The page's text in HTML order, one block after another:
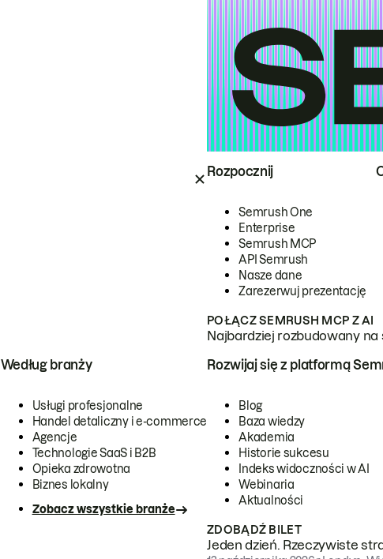
Rozpocznij
Semrush One
Enterprise
Semrush MCP
API Semrush
Nasze dane
Zarezerwuj prezentację
POŁĄCZ SEMRUSH MCP Z AI
Najbardziej rozbudowany
Według branży
Usługi profesjonalne
Handel detaliczny i e-commerce
Agencje
Technologie SaaS i B2B
Opieka zdrowotna
Biznes lokalny
Zobacz wszystkie branże
Rozwijaj się z platformą
Blog
Baza wiedzy
Akademia
Historie sukcesu
Indeks widoczności w AI
Webinaria
Aktualności
ZDOBĄDŹ BILET
Jeden dzień. Rzeczywiste